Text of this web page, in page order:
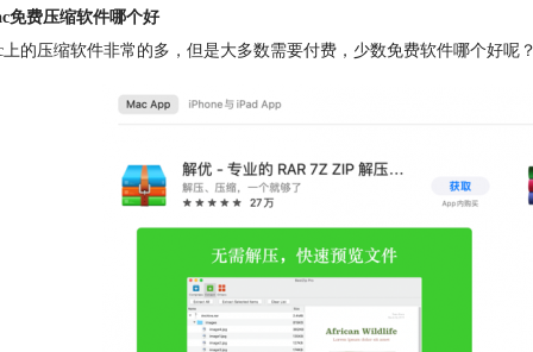
免费压缩软件哪个好
的压缩软件非常的多，但是大多数需要付费，少数免费软件哪个好呢